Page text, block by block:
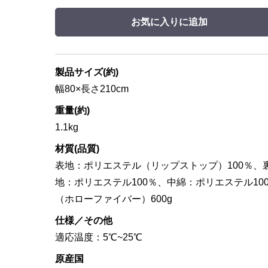
お気に入りに追加
製品サイズ(約)
幅80×長さ210cm
重量(約)
1.1kg
材質(品質)
表地：ポリエステル（リップストップ）100％、
地：ポリエステル100％、中綿：ポリエステル
（ホローファイバー）600g
仕様／その他
適応温度：5℃~25℃
原産国